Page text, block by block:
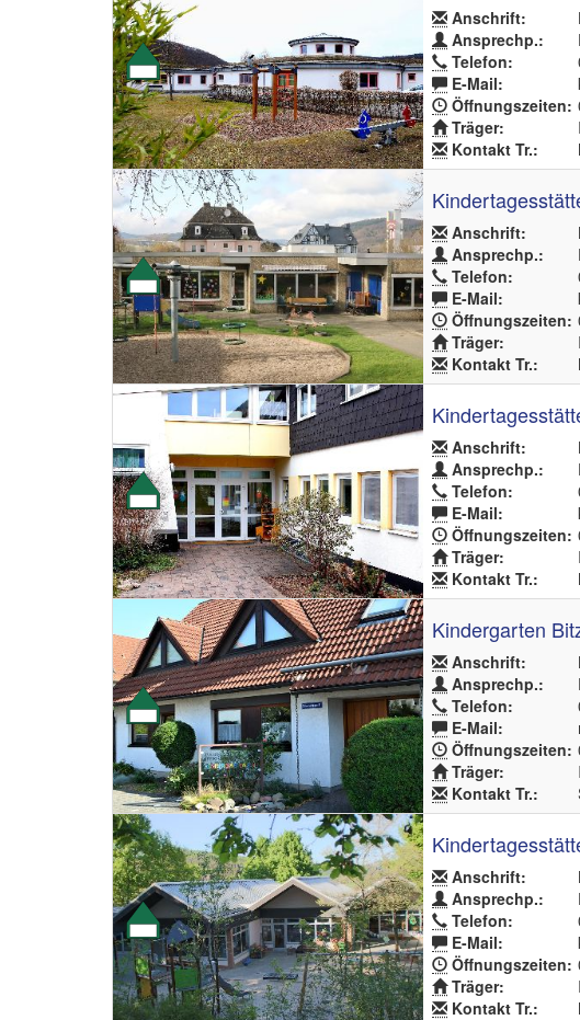
Anschrift:
Ansprechp.:
Telefon:
E-Mail:
Öffnungszeiten:
Träger:
Kontakt Tr.:
Anschrift:
Ansprechp.:
Telefon:
E-Mail:
Öffnungszeiten:
Träger:
Kontakt Tr.:
Anschrift:
Ansprechp.:
Telefon:
E-Mail:
Öffnungszeiten:
Träger:
Kontakt Tr.:
Kindergarten
Anschrift:
Ansprechp.:
Telefon:
E-Mail:
Öffnungszeiten:
Träger:
Kontakt Tr.:
Anschrift:
Ansprechp.:
Telefon:
E-Mail:
Öffnungszeiten:
Träger:
Kontakt Tr.: